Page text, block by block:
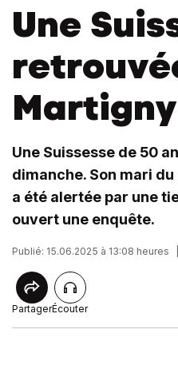
Une
Une Suissesse de 50
dimanche. Son mari
a été alertée par une
ouvert une enquête.
Publié: 15.06.2025 à 13:08 heures
PartagerÉcouter